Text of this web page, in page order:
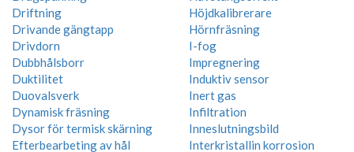
Driftning
Drivande gängtapp
Drivdorn
Dubbhålsborr
Duktilitet
Duovalsverk
Dynamisk fräsning
Dysor för termisk skärning
Efterbearbeting av hål
Höjdkalibrerare
Hörnfräsning
I-fog
Impregnering
Induktiv sensor
Inert gas
Infiltration
Inneslutningsbild
Interkristallin korrosion